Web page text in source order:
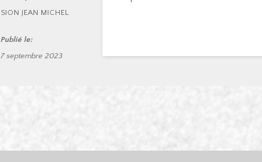
SION JEAN MICHEL
Publié le:
7 septembre 2023